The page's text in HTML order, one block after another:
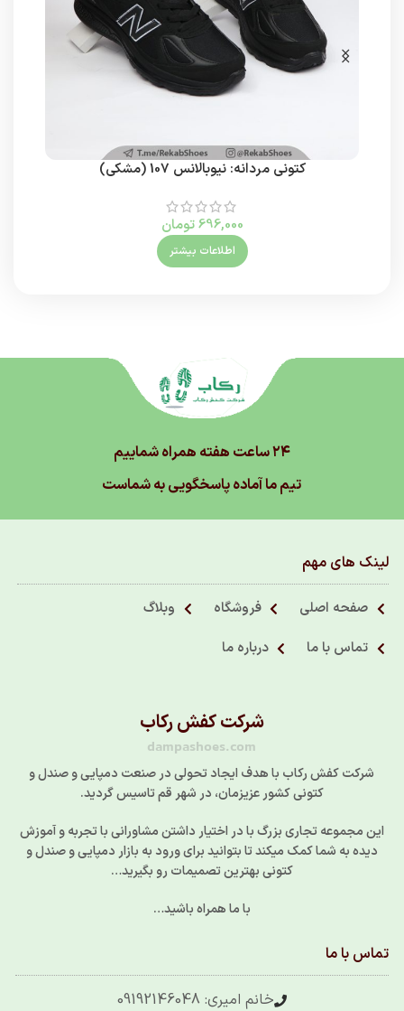
کتونی مردانه: نیوبالانس 107 (مشکی)
696,000تومان
اطلاعات بیشتر
۲۴ ساعت هفته همراه شماییم
تیم ما آماده پاسخگویی به شماست
لینک های مهم
صفحه اصلی فروشگاه
وبلاگ
تماس با ما
درباره ما
شرکت کفش رکاب
dampashoes.com
شرکت کفش رکاب با هدف ایجاد تحولی در صنعت دمپایی و صندل و
کتونی کشور عزیزمان، در شهر قم تاسیس گردید.
این مجموعه تجاری بزرگ با در اختیار داشتن مشاورانی با تجربه و آموزش
دیده به شما کمک میکند تا بتوانید برای ورود به بازار دمپایی و صندل و
کتونی بهترین تصمیمات رو بگیرید…
با ما همراه باشید…
تماس با ما
خانم امیری: 09192146048